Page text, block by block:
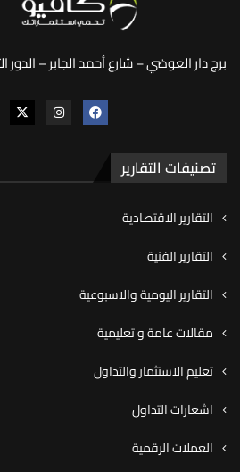
برج دار العوضي – شارع أحمد الجابر –
تصنيفات التقارير
التقارير الاقتصادية
التقارير الفنية
التقارير اليومية والاسبوعية
مقالات عامة و تعليمية
تعليم الاستثمار والتداول
اشعارات التداول
العملات الرقمية